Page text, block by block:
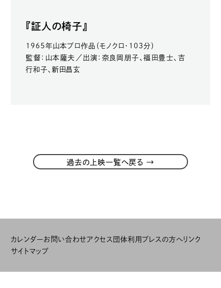
『証人の椅子』
1965年山本プロ作品（モノクロ・103分）
監督：山本薩夫／出演：奈良岡朋子、福田豊士、吉
行和子、新田昌玄
過去の上映一覧へ戻る →
カレンダーお問い合わせアクセス 団体利用 プレスの方へリンク
サイトマップ